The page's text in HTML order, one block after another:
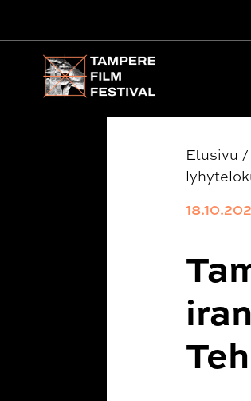
Päävalikko
Etusivu /